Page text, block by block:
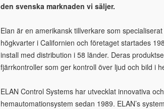
den svenska marknaden vi säljer.
Elan är en amerikansk tillverkare som
högkvarter i Californien och företaget startades
install med distribution i 58 länder. Deras
fjärrkontroller som ger kontroll över ljud och bild i
ELAN Control Systems har utvecklat innovativa
hemautomationsystem sedan 1989. ELAN’s